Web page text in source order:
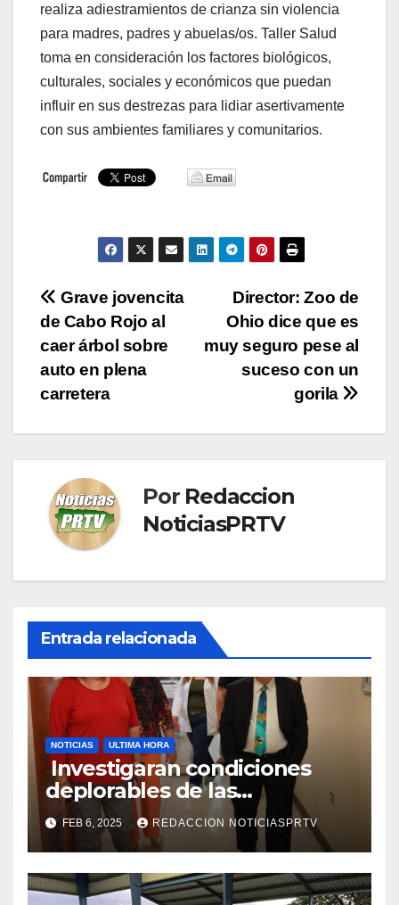
realiza adiestramientos de crianza sin violencia
para madres, padres y abuelas/os. Taller Salud
toma en consideración los factores biológicos,
culturales, sociales y económicos que puedan
influir en sus destrezas para lidiar asertivamente
con sus ambientes familiares y comunitarios.
Navegación
de
entradas
Director: Zoo de
Ohio dice que es
muy seguro pese al
suceso con un
gorila
Grave jovencita
de Cabo Rojo al
caer árbol sobre
auto en plena
carretera
Por Redaccion
NoticiasPRTV
Entrada relacionada
NOTICIAS ULTIMA HORA
Investigaran condiciones
deplorables de las
facilidades el Departamento
de la Salud en Mayagüez
FEB 6, 2025 REDACCION NOTICIASPRTV